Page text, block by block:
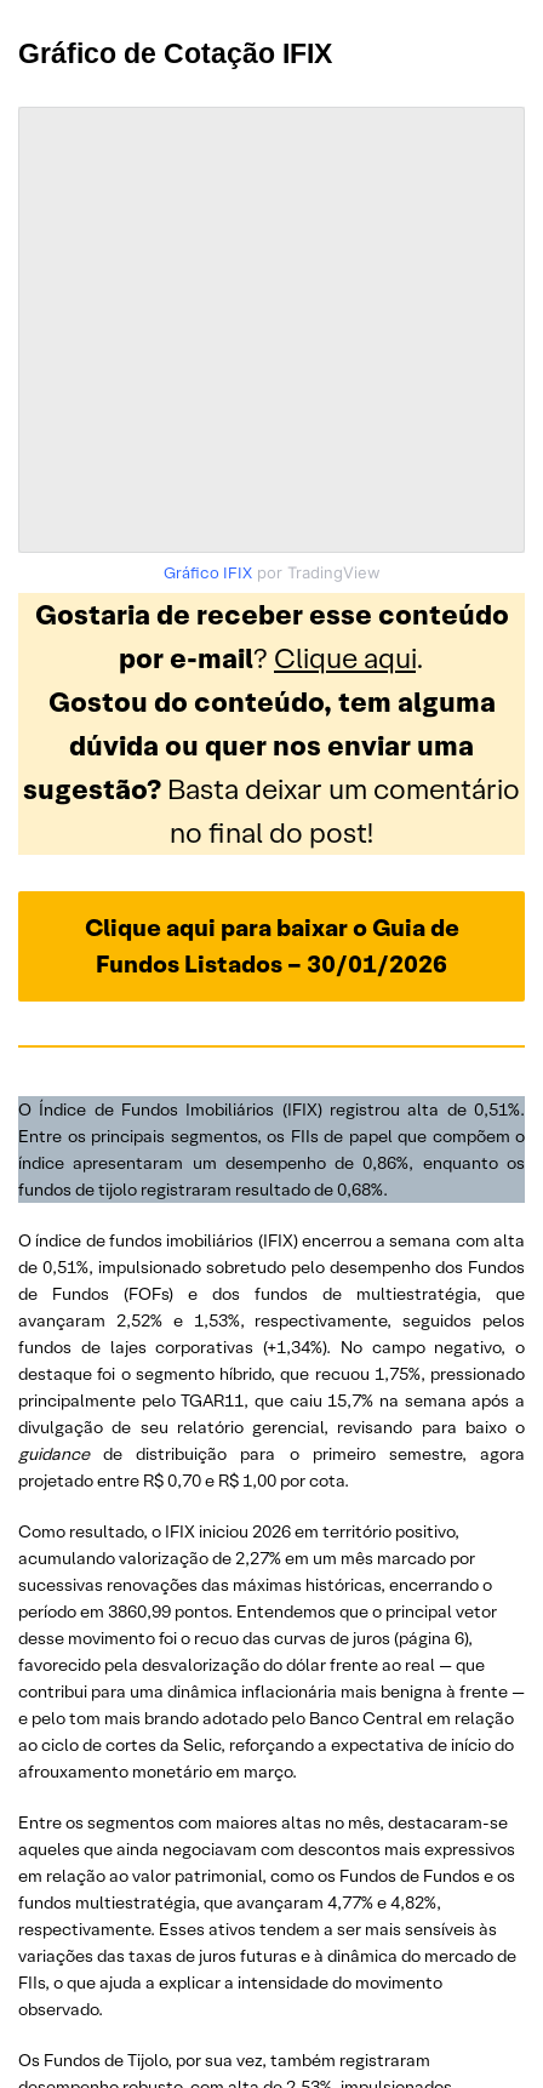
Gráfico de Cotação IFIX
Gráfico IFIXpor TradingView
Gostaria de receber esse conteúdo
por e-mail? Clique aqui.
Gostou do conteúdo, tem alguma
dúvida ou quer nos enviar uma
sugestão? Basta deixar um comentário
no final do post!
Clique aqui para baixar o Guia de
Fundos Listados – 30/01/2026
O Índice de Fundos Imobiliários (IFIX) registrou alta de 0,51%.
Entre os principais segmentos, os FIIs de papel que compõem o
índice apresentaram um desempenho de 0,86%, enquanto os
fundos de tijolo registraram resultado de 0,68%.
O índice de fundos imobiliários (IFIX) encerrou a semana com alta
de 0,51%, impulsionado sobretudo pelo desempenho dos Fundos
de Fundos (FOFs) e dos fundos de multiestratégia, que
avançaram 2,52% e 1,53%, respectivamente, seguidos pelos
fundos de lajes corporativas (+1,34%). No campo negativo, o
destaque foi o segmento híbrido, que recuou 1,75%, pressionado
principalmente pelo TGAR11, que caiu 15,7% na semana após a
divulgação de seu relatório gerencial, revisando para baixo o
guidancede distribuição para o primeiro semestre, agora
projetado entre R$ 0,70 e R$ 1,00 por cota.
Como resultado, o IFIX iniciou 2026 em território positivo,
acumulando valorização de 2,27% em um mês marcado por
sucessivas renovações das máximas históricas, encerrando o
período em 3860,99 pontos. Entendemos que o principal vetor
desse movimento foi o recuo das curvas de juros (página 6),
favorecido pela desvalorização do dólar frente ao real — que
contribui para uma dinâmica inflacionária mais benigna à frente —
e pelo tom mais brando adotado pelo Banco Central em relação
ao ciclo de cortes da Selic, reforçando a expectativa de início do
afrouxamento monetário em março.
Entre os segmentos com maiores altas no mês, destacaram-se
aqueles que ainda negociavam com descontos mais expressivos
em relação ao valor patrimonial, como os Fundos de Fundos e os
fundos multiestratégia, que avançaram 4,77% e 4,82%,
respectivamente. Esses ativos tendem a ser mais sensíveis às
variações das taxas de juros futuras e à dinâmica do mercado de
FIIs, o que ajuda a explicar a intensidade do movimento
observado.
Os Fundos de Tijolo, por sua vez, também registraram